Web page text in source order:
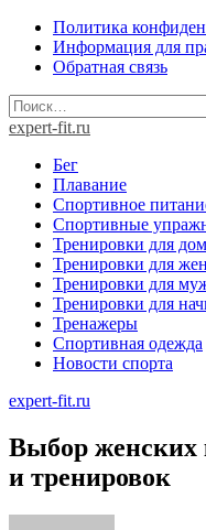
Skip
content
Политика
Информация для
Обратная связь
Найти:
expert-fit.ru
Бег
Плавание
Спортивное
Спортивные
Тренировки для
Тренировки для
Тренировки для
Тренировки для
Тренажеры
Спортивная одежда
Новости спорта
expert-fit.ru
Выбор женских
и тренировок